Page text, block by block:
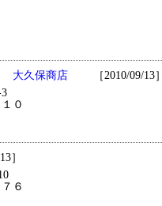
大久保商店 ［2010/09/13
０
］
６